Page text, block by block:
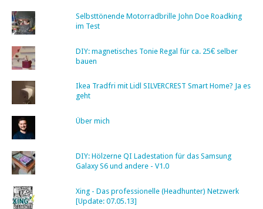
Selbsttönende Motorradbrille John Doe Roadking
im Test
DIY: magnetisches Tonie Regal für ca. 25€ selber
bauen
Ikea Tradfri mit Lidl SILVERCREST Smart Home? Ja es
geht
Über mich
DIY: Hölzerne QI Ladestation für das Samsung
Galaxy S6 und andere - V1.0
Xing - Das professionelle (Headhunter) Netzwerk
[Update: 07.05.13]